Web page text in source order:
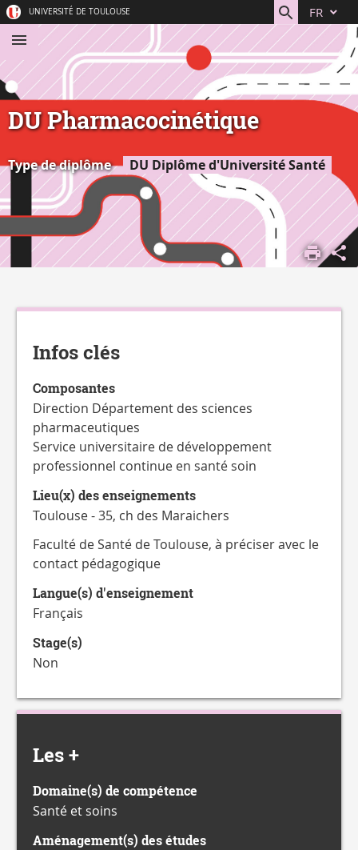
au
contenu
directs
UNIVERSITÉ DE TOULOUSE FR
DU Pharmacocinétique
Type de diplôme DU Diplôme d'Université Santé
ACCUEIL
S'ORIENTER,
DÉCOUVRIR
FORMATIONS
CATALOGUE
FORMATIONS
Détails
Infos clés
Composantes
Direction Département des sciences
pharmaceutiques
Service universitaire de développement
professionnel continue en santé soin
Lieu(x) des enseignements
Toulouse - 35, ch des Maraichers
Faculté de Santé de Toulouse, à préciser avec le
contact pédagogique
Langue(s) d'enseignement
Français
Stage(s)
Non
Les +
Domaine(s) de compétence
Santé et soins
Aménagement(s) des études